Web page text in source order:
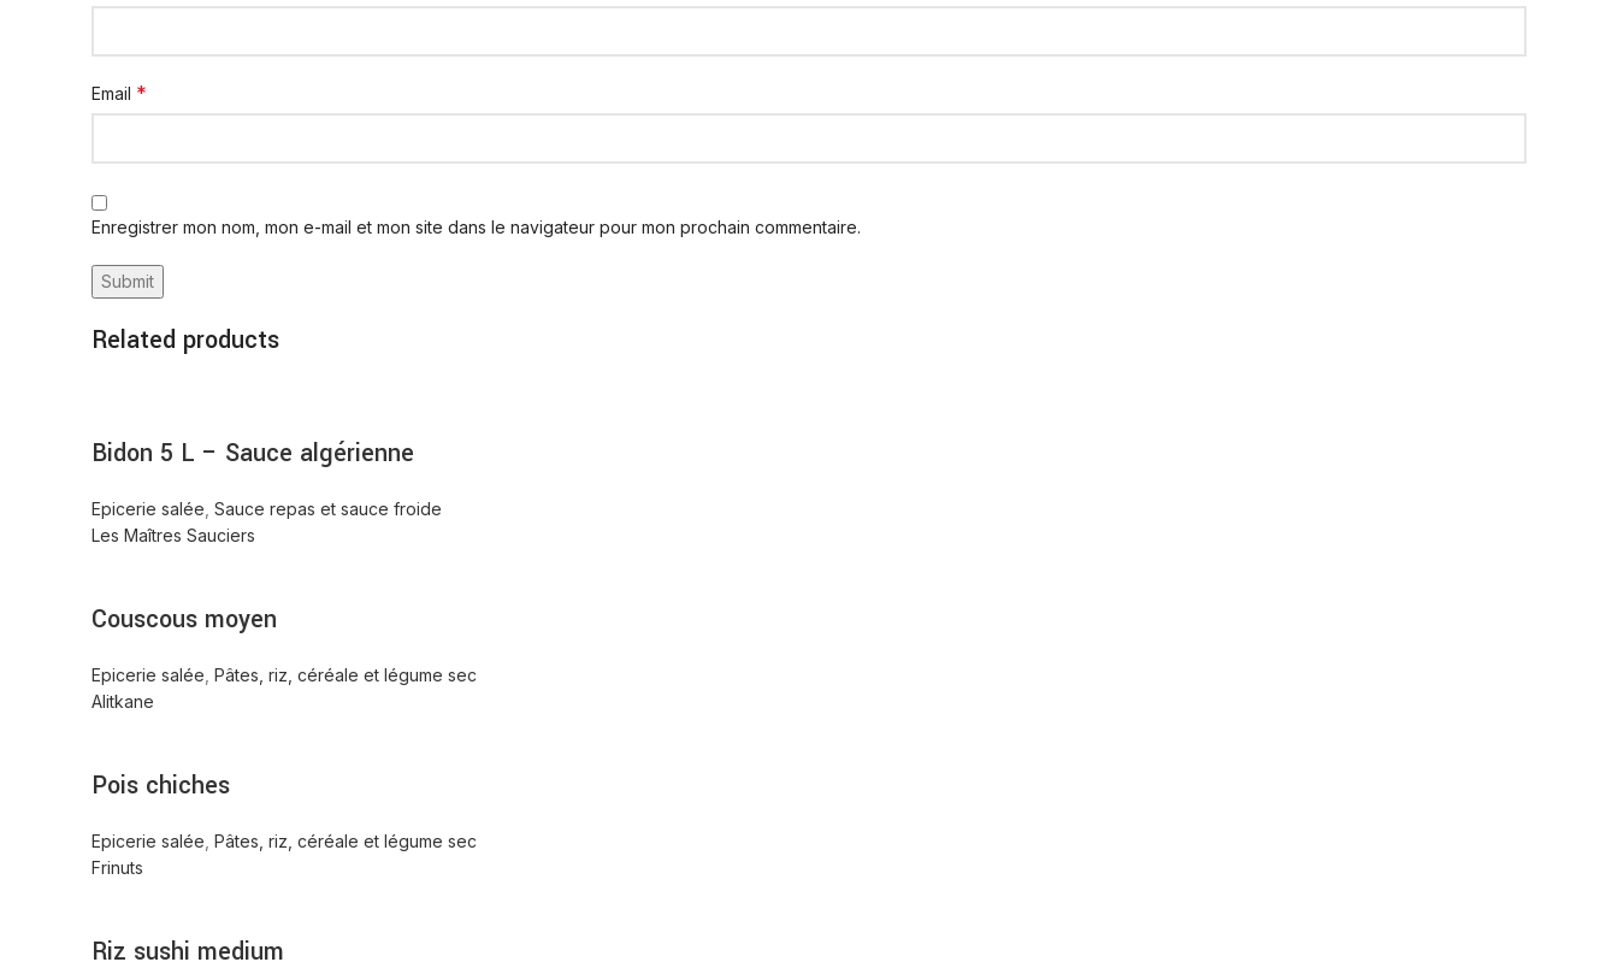
Email *
Enregistrer mon nom, mon e-mail et mon site dans le navigateur pour mon prochain commentaire.
Related products
Bidon 5 L – Sauce algérienne
Epicerie salée Sauce repas et sauce froide
Les Maîtres Sauciers
Couscous moyen
Epicerie salée Pâtes, riz, céréale et légume sec
Alitkane
Pois chiches
Epicerie salée Pâtes, riz, céréale et légume sec
Frinuts
Riz sushi medium